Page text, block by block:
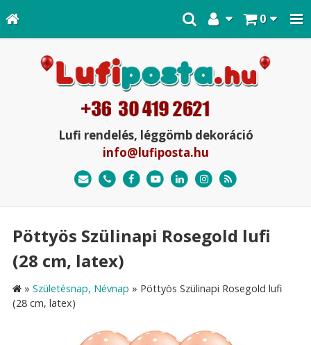
0
Lufi rendelés, léggömb dekoráció
info@lufiposta.hu
Pöttyös Szülinapi Rosegold lufi
(28 cm, latex)
» Születésnap, Névnap » Pöttyös Szülinapi Rosegold lufi
(28 cm, latex)